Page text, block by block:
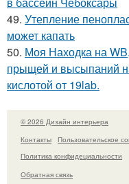
49. Утепление
может капать
50. Моя Находка на
прыщей и высыпаний
кислотой от 19lab.
© 2026 Дизайн интерьера
Контакты
Пользовательское
Политика конфидециальности
Обратная связь